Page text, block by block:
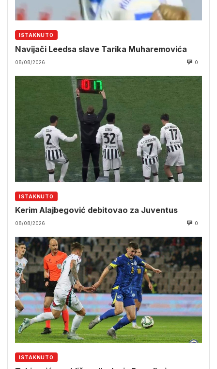
ISTAKNUTO
Navijači Leedsa slave Tarika Muharemovića
08/08/2026 0
ISTAKNUTO
Kerim Alajbegović debitovao za Juventus
08/08/2026 0
ISTAKNUTO